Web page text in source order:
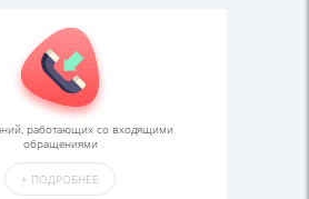
работающих со входящими
обращениями
+ ПОДРОБНЕЕ